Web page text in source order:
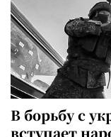
В борьбу с
вступает